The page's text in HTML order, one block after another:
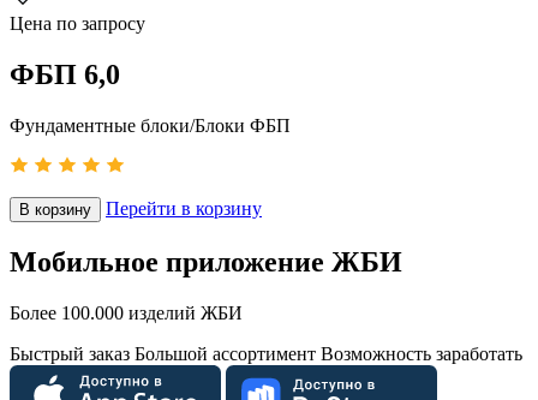
Цена по запросу
ФБП 6,0
Фундаментные блоки/Блоки ФБП
В корзину Перейти в корзину
Мобильное приложение ЖБИ
Более 100.000 изделий ЖБИ
Быстрый заказ Большой ассортимент Возможность заработать